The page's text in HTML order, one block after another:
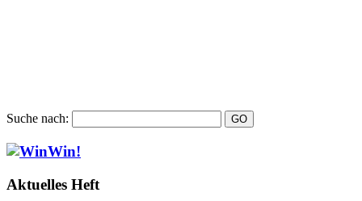
Suche nach:
Aktuelles Heft